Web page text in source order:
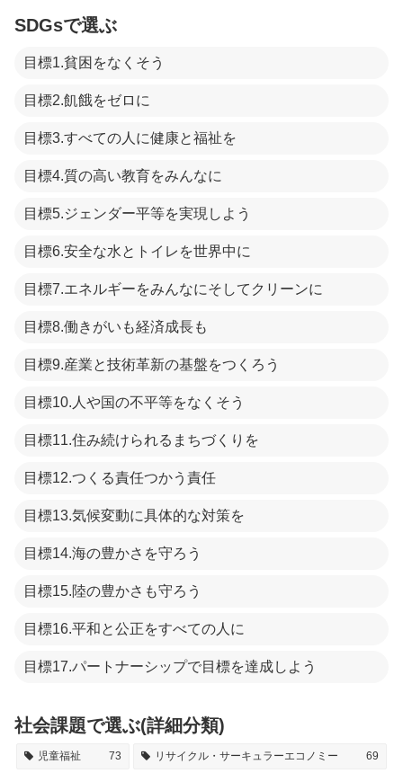
SDGsで選ぶ
目標1.貧困をなくそう
目標2.飢餓をゼロに
目標3.すべての人に健康と福祉を
目標4.質の高い教育をみんなに
目標5.ジェンダー平等を実現しよう
目標6.安全な水とトイレを世界中に
目標7.エネルギーをみんなにそしてクリーンに
目標8.働きがいも経済成長も
目標9.産業と技術革新の基盤をつくろう
目標10.人や国の不平等をなくそう
目標11.住み続けられるまちづくりを
目標12.つくる責任つかう責任
目標13.気候変動に具体的な対策を
目標14.海の豊かさを守ろう
目標15.陸の豊かさも守ろう
目標16.平和と公正をすべての人に
目標17.パートナーシップで目標を達成しよう
社会課題で選ぶ(詳細分類)
児童福祉 73 リサイクル・サーキュラーエコノミー 69